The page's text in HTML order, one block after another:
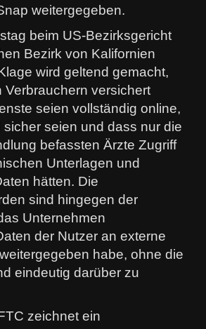
weitergegeben.
beim US-Bezirksgericht
Bezirk von Kalifornien
wird geltend gemacht,
Verbrauchern versichert
seien vollständig online,
seien und dass nur die
befassten Ärzte Zugriff
Unterlagen und
hätten. Die
sind hingegen der
Unternehmen
der Nutzer an externe
habe, ohne die
eindeutig darüber zu
zeichnet ein